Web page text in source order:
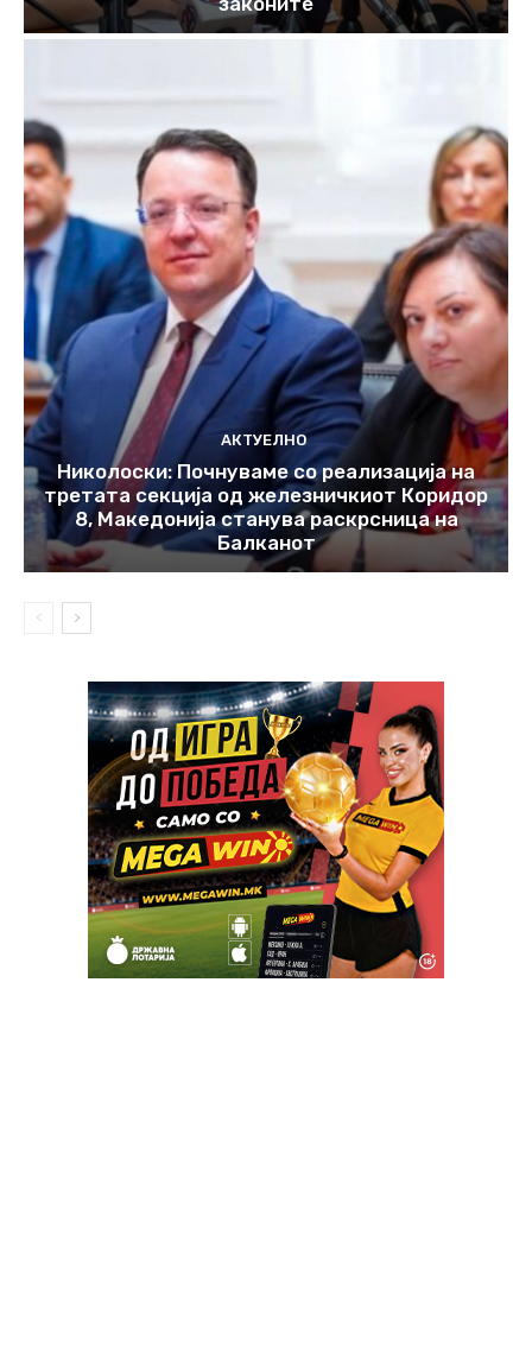
АКТУЕЛНО
Николоски: Почнуваме со реализација на
третата секција од железничкиот Коридор
8, Македонија станува раскрсница на
Балканот